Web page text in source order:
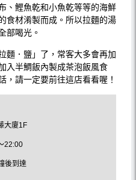
、鰹魚乾和小魚乾等等的海鮮
食材淆製而成。所以拉麵的湯
部喝光。
麵．鹽」了，常客大多會再加
入半鯛飯內製成茶泡飯風食
，請一定要前往這店看看喔！
大廈1F
22:00
後到達